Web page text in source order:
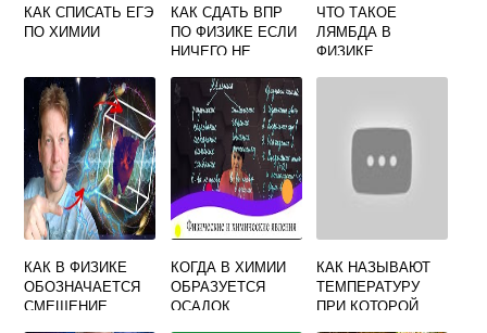
КАК СПИСАТЬ ЕГЭ
ПО ХИМИИ
КАК СДАТЬ ВПР
ПО ФИЗИКЕ ЕСЛИ
НИЧЕГО НЕ
ЧТО ТАКОЕ
ЛЯМБДА В
ФИЗИКЕ
КАК В ФИЗИКЕ
ОБОЗНАЧАЕТСЯ
СМЕЩЕНИЕ
КОГДА В ХИМИИ
ОБРАЗУЕТСЯ
ОСАДОК
КАК НАЗЫВАЮТ
ТЕМПЕРАТУРУ
ПРИ КОТОРОЙ